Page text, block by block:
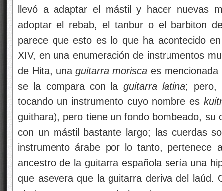
llevó a adaptar el mástil y hacer nuevas
adoptar el rebab, el tanbur o el barbiton
parece que esto es lo que ha acontecido
XIV, en una enumeración de instrumentos
de Hita, unaguitarra morisca es
se la compara con la guitarra latina; pero,
tocando un instrumento cuyo nombre es
guithara), pero tiene un fondo bombeado, su
con un mástil bastante largo; las cuerdas
instrumento árabe por lo tanto, pertenece
ancestro de la guitarra española sería una
que asevera que la guitarra deriva del laúd.